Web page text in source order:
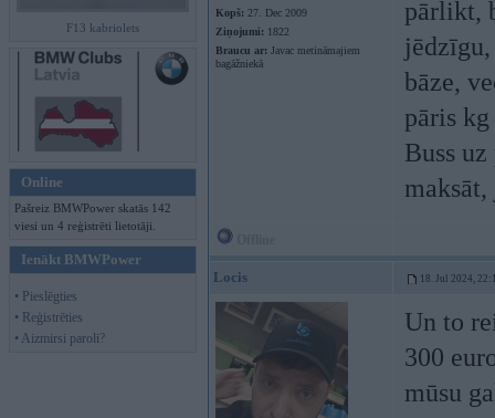
F13 kabriolets
Online
Pašreiz BMWPower skatās 142
viesi un 4 reģistrēti lietotāji.
Ienākt BMWPower
• Pieslēgties
• Reģistrēties
• Aizmirsi paroli?
Kopš: 27. Dec 2009
Ziņojumi: 1822
Braucu ar: Javac metināmajiem
bagāžniekā
pārlikt,
bāze,
pāris
Buss
Locis 18. Jul 2024,
Un to
300
mūsu